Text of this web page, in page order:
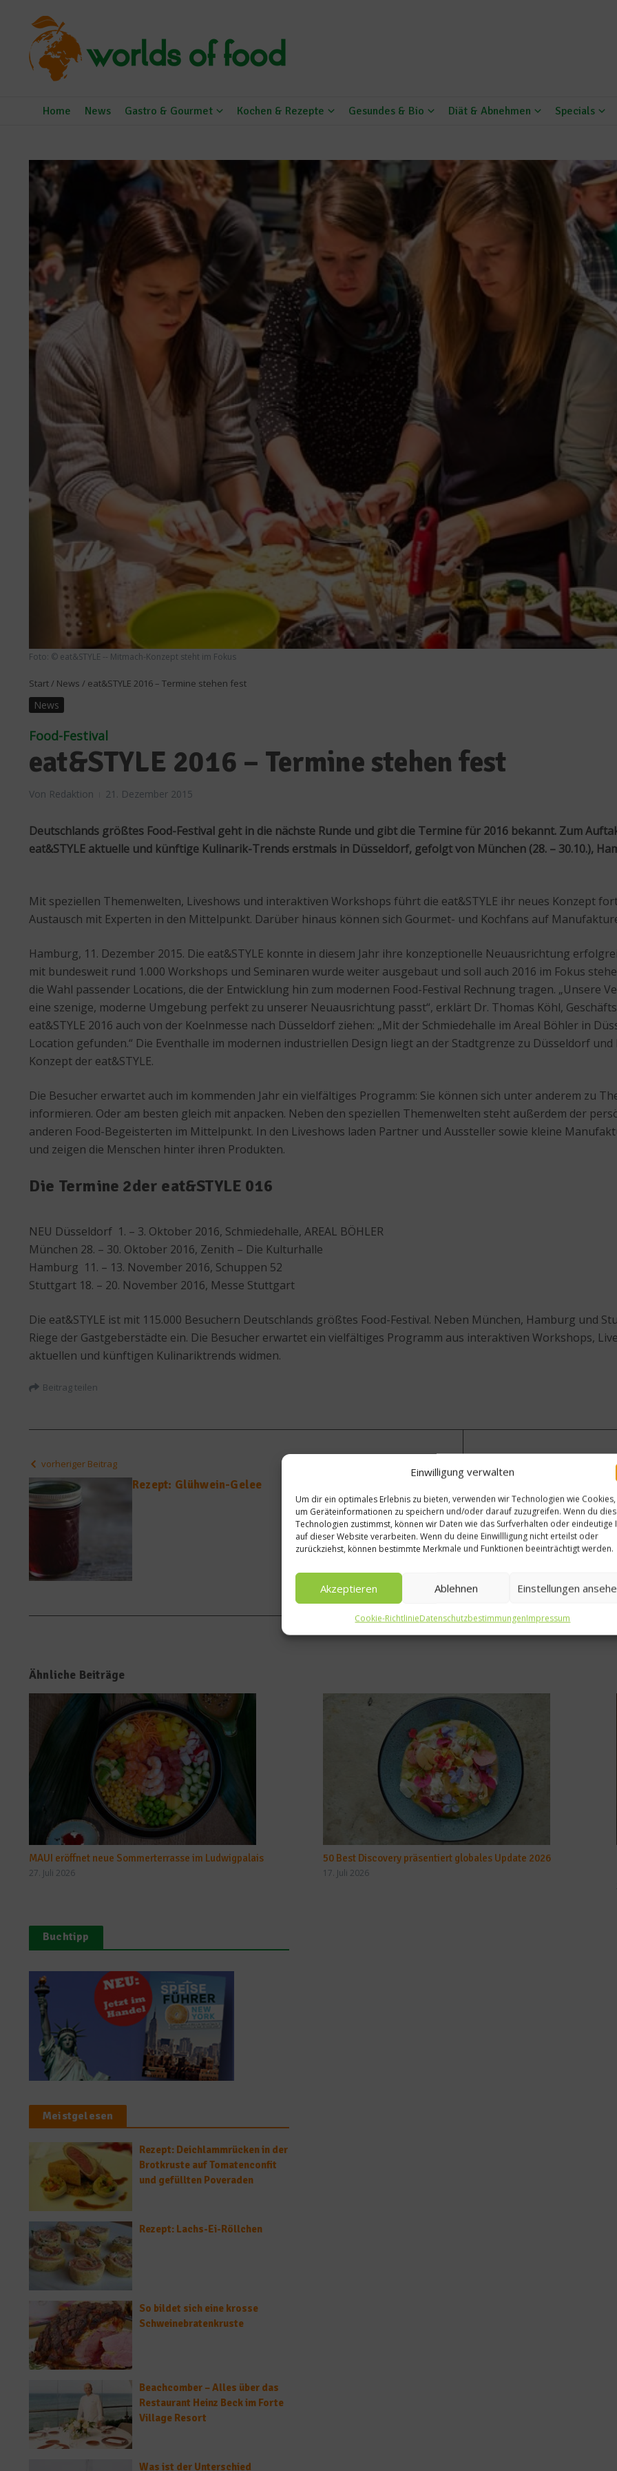
Einwilligung verwalten
Um dir ein optimales Erlebnis zu bieten, verwenden wir Technologien wie Cookies,
um Geräteinformationen zu speichern und/oder darauf zuzugreifen. Wenn du
Technologien zustimmst, können wir Daten wie das Surfverhalten oder eindeutige
auf dieser Website verarbeiten. Wenn du deine Einwillligung nicht erteilst oder
zurückziehst, können bestimmte Merkmale und Funktionen beeinträchtigt werden.
Akzeptieren Ablehnen Einstellungen
Cookie-RichtlinieDatenschutzbestimmungenImpressum
Home News Gastro & Gourmet Kochen & Rezepte Gesundes & Bio Diät & Abnehmen Specials
Foto: © eat&STYLE -- Mitmach-Konzept steht im Fokus
Start/ News / eat&STYLE 2016 – Termine stehen fest
News
Food-Festival
eat&STYLE 2016 – Termine stehen fest
Von Redaktion 21. Dezember 2015
Deutschlands größtes Food-Festival geht in die nächste Runde und gibt die Termine für 2016 bekannt. Zum
eat&STYLE aktuelle und künftige Kulinarik-Trends erstmals in Düsseldorf, gefolgt von München (28. – 30.10.),
Mit speziellen Themenwelten, Liveshows und interaktiven Workshops führt die eat&STYLE ihr neues Konzept
Austausch mit Experten in den Mittelpunkt. Darüber hinaus können sich Gourmet- und Kochfans auf
Hamburg, 11. Dezember 2015. Die eat&STYLE konnte in diesem Jahr ihre konzeptionelle Neuausrichtung
mit bundesweit rund 1.000 Workshops und Seminaren wurde weiter ausgebaut und soll auch 2016 im Fokus
die Wahl passender Locations, die der Entwicklung hin zum modernen Food-Festival Rechnung tragen. „Unsere
eine szenige, moderne Umgebung perfekt zu unserer Neuausrichtung passt“, erklärt Dr. Thomas Köhl,
eat&STYLE 2016 auch von der Koelnmesse nach Düsseldorf ziehen: „Mit der Schmiedehalle im Areal Böhler in
Location gefunden.“ Die Eventhalle im modernen industriellen Design liegt an der Stadtgrenze zu Düsseldorf
Konzept der eat&STYLE.
Die Besucher erwartet auch im kommenden Jahr ein vielfältiges Programm: Sie können sich unter anderem zu
informieren. Oder am besten gleich mit anpacken. Neben den speziellen Themenwelten steht außerdem der
anderen Food-Begeisterten im Mittelpunkt. In den Liveshows laden Partner und Aussteller sowie kleine
und zeigen die Menschen hinter ihren Produkten.
Die Termine 2der eat&STYLE 016
NEU Düsseldorf 1. – 3. Oktober 2016, Schmiedehalle, AREAL BÖHLER
München 28. – 30. Oktober 2016, Zenith – Die Kulturhalle
Hamburg 11. – 13. November 2016, Schuppen 52
Stuttgart 18. – 20. November 2016, Messe Stuttgart
Die eat&STYLE ist mit 115.000 Besuchern Deutschlands größtes Food-Festival. Neben München, Hamburg und
Riege der Gastgeberstädte ein. Die Besucher erwartet ein vielfältiges Programm aus interaktiven Workshops,
aktuellen und künftigen Kulinariktrends widmen.
Beitrag teilen
vorheriger Beitrag
Rezept: Glühwein-Gelee Küchenwörterbuch:
Ähnliche Beiträge
MAUI eröffnet neue Sommerterrasse im Ludwigpalais
27. Juli 2026
50 Best Discovery präsentiert globales Update 2026
17. Juli 2026
Buchtipp
Meistgelesen
Rezept: Deichlammrücken in der
Brotkruste auf Tomatenconfit
und gefüllten Poveraden
Rezept: Lachs-Ei-Röllchen
So bildet sich eine krosse
Schweinebratenkruste
Beachcomber – Alles über das
Restaurant Heinz Beck im Forte
Village Resort
Was ist der Unterschied